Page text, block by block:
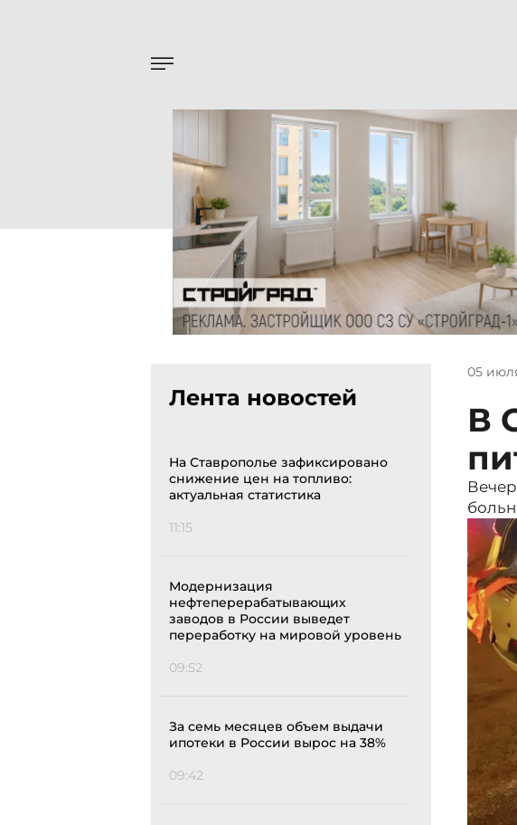
Лента новостей
На Ставрополье зафиксировано
снижение цен на топливо:
актуальная статистика
11:15
Модернизация
нефтеперерабатывающих
заводов в России выведет
переработку на мировой уровень
09:52
За семь месяцев объем выдачи
ипотеки в России вырос на 38%
09:42
05
В